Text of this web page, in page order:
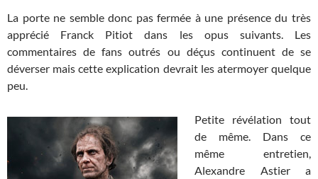
La porte ne semble donc pas fermée à une présence du très
apprécié Franck Pitiot dans les opus suivants. Les
commentaires de fans outrés ou déçus continuent de se
déverser mais cette explication devrait les atermoyer quelque
peu.
Petite révélation tout
de même. Dans ce
même entretien,
Alexandre Astier a